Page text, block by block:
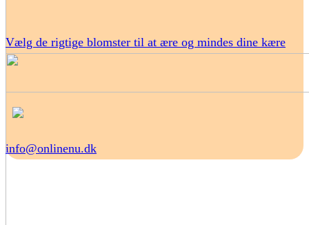
Vælg de rigtige blomster til at ære og mindes dine kære
info@onlinenu.dk